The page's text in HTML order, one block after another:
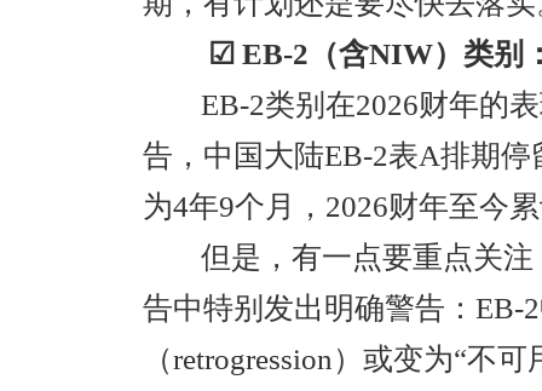
☑ EB-2（含NIW）类别
EB-2类别在2026财年的
告，中国大陆EB-2表A排期
为4年9个月，2026财年至今
但是，有一点要重点关
告中特别发出明确警告：EB-
（retrogression）或变为“不